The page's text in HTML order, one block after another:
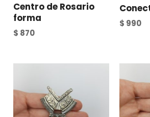
Centro de Rosario
forma
$ 870
$ 990